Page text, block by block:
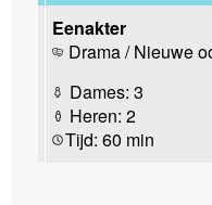
Eenakter
Drama / Nieuwe
Dames: 3
Heren: 2
Tijd: 60 min